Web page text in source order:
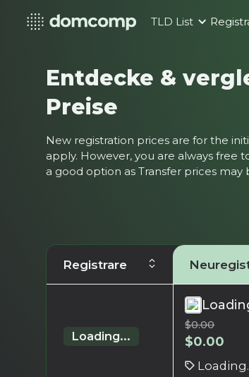
TLD List
Entdecke &
Preise
New registration prices are for the
apply. However, you are always free
a good option as Transfer prices
Registrare
Loading...
$0.00
$0.00